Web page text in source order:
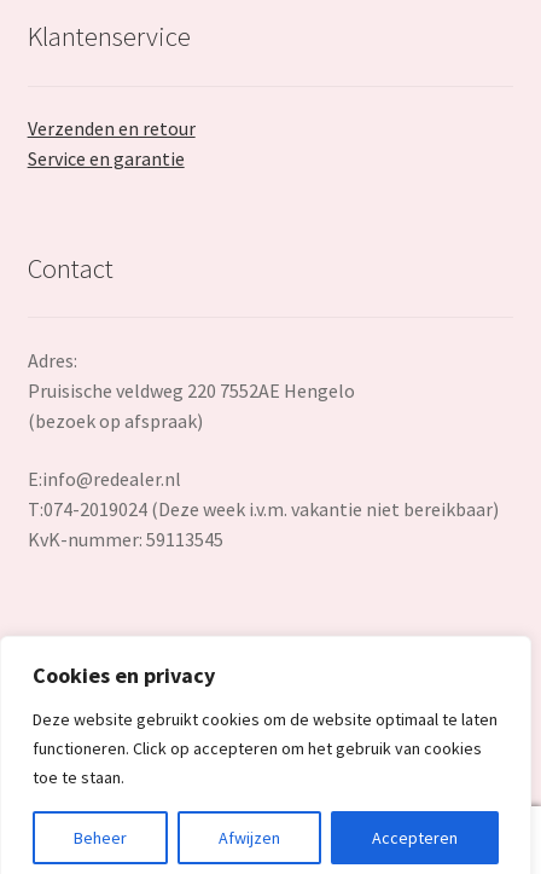
Cookies en privacy
Deze website gebruikt cookies om de website optimaal te laten
functioneren. Click op accepteren om het gebruik van cookies
toe te staan.
Beheer Afwijzen Accepteren
Klantenservice
Verzenden en retour
Service en garantie
Contact
Adres:
Pruisische veldweg 220 7552AE Hengelo
(bezoek op afspraak)
E:info@redealer.nl
T:074-2019024 (Deze week i.v.m. vakantie niet bereikbaar)
KvK-nummer: 59113545
© Redealer.nl | Gecontroleerde retourproducten en nieuwe
overstockproducten tegen een onverslaanbare lage prijs.
2026
Search
Search